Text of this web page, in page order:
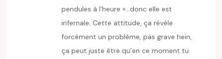
pendules à l’heure »…donc elle est
infernale. Cette attitude, ça révèle
forcément un problème, pas grave hein,
ça peut juste être qu’en ce moment tu